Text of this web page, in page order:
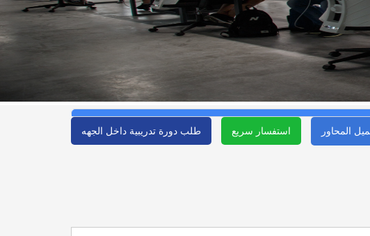
طلب دورة تدريبية داخل الجهه استفسار سريع